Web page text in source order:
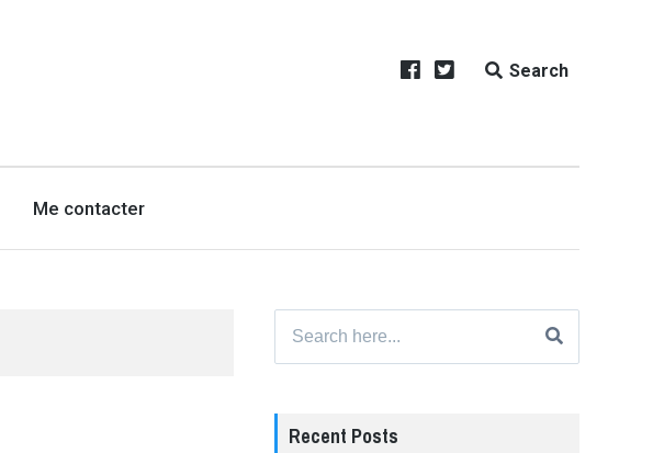
Search
Me contacter
for:
Recent Posts